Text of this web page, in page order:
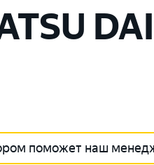
поможет наш